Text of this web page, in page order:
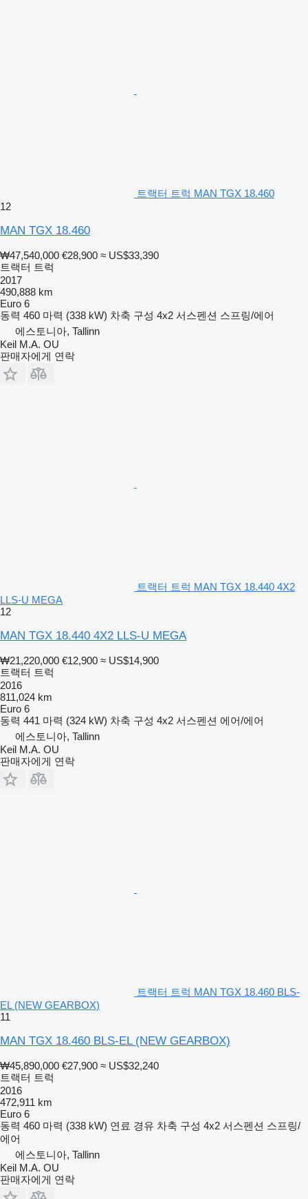
트랙터 트럭 MAN TGX 18.460
12
MAN TGX 18.460
₩47,540,000 €28,900 ≈ US$33,390
트랙터 트럭
2017
490,888 km
Euro 6
동력 460 마력 (338 kW) 차축 구성 4x2 서스펜션 스프링/에어
에스토니아, Tallinn
Keil M.A. OU
판매자에게 연락
트랙터 트럭 MAN TGX 18.440 4X2
LLS-U MEGA
12
MAN TGX 18.440 4X2 LLS-U MEGA
₩21,220,000 €12,900 ≈ US$14,900
트랙터 트럭
2016
811,024 km
Euro 6
동력 441 마력 (324 kW) 차축 구성 4x2 서스펜션 에어/에어
에스토니아, Tallinn
Keil M.A. OU
판매자에게 연락
트랙터 트럭 MAN TGX 18.460 BLS-
EL (NEW GEARBOX)
11
MAN TGX 18.460 BLS-EL (NEW GEARBOX)
₩45,890,000 €27,900 ≈ US$32,240
트랙터 트럭
2016
472,911 km
Euro 6
동력 460 마력 (338 kW) 연료 경유 차축 구성 4x2 서스펜션 스프링/
에어
에스토니아, Tallinn
Keil M.A. OU
판매자에게 연락